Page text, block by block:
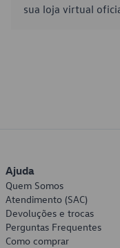
sua loja virtual
Ajuda
Quem Somos
Atendimento (SAC)
Devoluções e trocas
Perguntas Frequentes
Como comprar